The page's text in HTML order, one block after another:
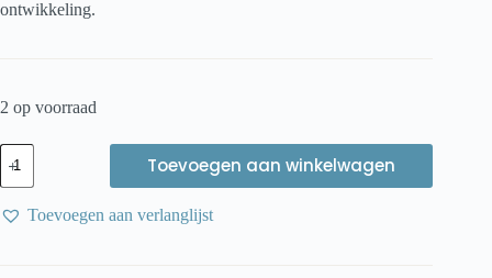
ontwikkeling.
2 op voorraad
Kids
Kabinet
PLA
Vulvorm
Sorteerboom
Toevoegen aan winkelwagen
Toevoegen aan verlanglijst